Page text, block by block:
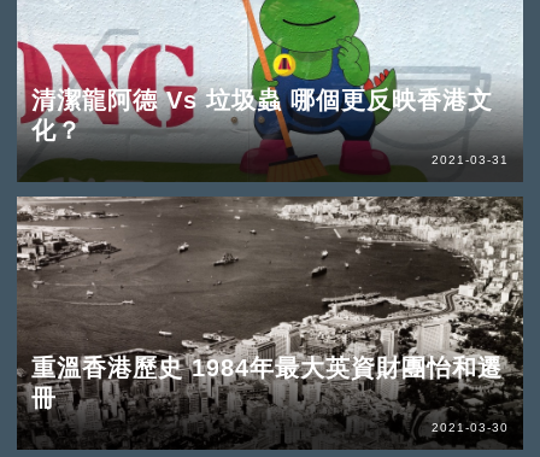
清潔龍阿德 Vs 垃圾蟲 哪個更反映香港文
化？
2021-03-31
重溫香港歷史 1984年最大英資財團怡和遷
冊
2021-03-30